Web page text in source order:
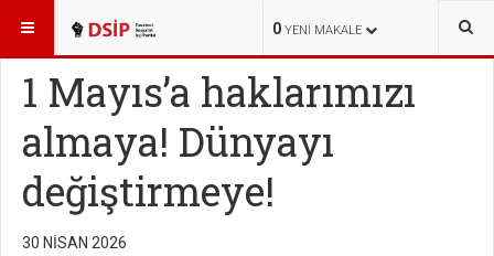
0 YENI MAKALE
BURADASINIZ: HABERLER AÇIKLAMALAR
1 Mayıs’a haklarımızı
almaya! Dünyayı
değiştirmeye!
30 NISAN 2026